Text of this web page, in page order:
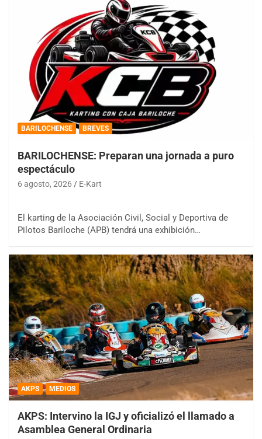
BARILOCHENSE BREVES
BARILOCHENSE: Preparan una jornada a puro
espectáculo
6 agosto, 2026 E-Kart
El karting de la Asociación Civil, Social y Deportiva de
Pilotos Bariloche (APB) tendrá una exhibición…
AKPS MEDIOS
AKPS: Intervino la IGJ y oficializó el llamado a
Asamblea General Ordinaria